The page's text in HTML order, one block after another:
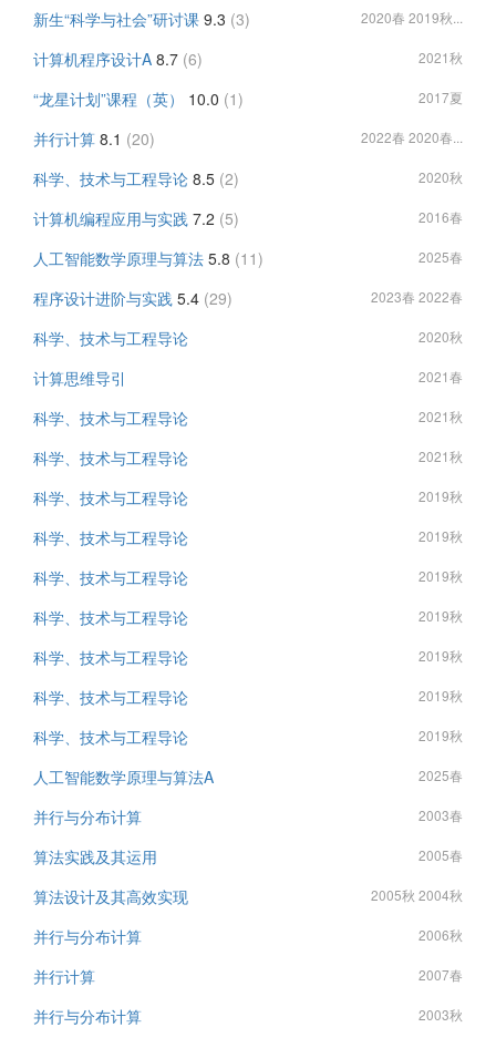
新生“科学与社会”研讨课 9.3 (3) 2020春 2019秋...
计算机程序设计A 8.7 (6) 2021秋
“龙星计划”课程（英） 10.0 (1) 2017夏
并行计算 8.1 (20) 2022春 2020春...
科学、技术与工程导论 8.5 (2) 2020秋
计算机编程应用与实践 7.2 (5) 2016春
人工智能数学原理与算法 5.8 (11) 2025春
程序设计进阶与实践 5.4 (29) 2023春 2022春
科学、技术与工程导论 2020秋
计算思维导引 2021春
科学、技术与工程导论 2021秋
科学、技术与工程导论 2021秋
科学、技术与工程导论 2019秋
科学、技术与工程导论 2019秋
科学、技术与工程导论 2019秋
科学、技术与工程导论 2019秋
科学、技术与工程导论 2019秋
科学、技术与工程导论 2019秋
科学、技术与工程导论 2019秋
人工智能数学原理与算法A 2025春
并行与分布计算 2003春
算法实践及其运用 2005春
算法设计及其高效实现 2005秋 2004秋
并行与分布计算 2006秋
并行计算 2007春
并行与分布计算 2003秋